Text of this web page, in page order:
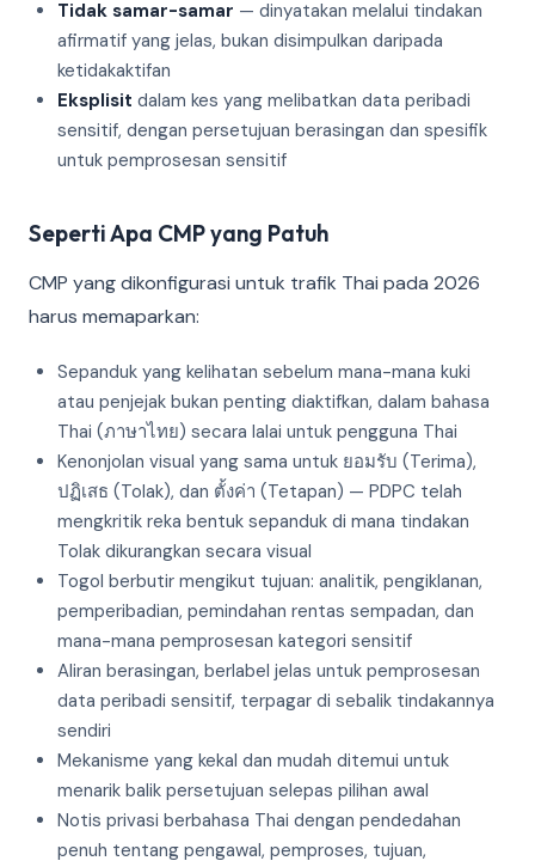
Tidak samar-samar — dinyatakan melalui tindakan
afirmatif yang jelas, bukan disimpulkan daripada
ketidakaktifan
Eksplisit dalam kes yang melibatkan data peribadi
sensitif, dengan persetujuan berasingan dan spesifik
untuk pemprosesan sensitif
Seperti Apa CMP yang Patuh
CMP yang dikonfigurasi untuk trafik Thai pada 2026
harus memaparkan:
Sepanduk yang kelihatan sebelum mana-mana kuki
atau penjejak bukan penting diaktifkan, dalam bahasa
Thai (ภาษาไทย) secara lalai untuk pengguna Thai
Kenonjolan visual yang sama untuk ยอมรับ (Terima),
ปฏิเสธ (Tolak), dan ตั้งค่า (Tetapan) — PDPC telah
mengkritik reka bentuk sepanduk di mana tindakan
Tolak dikurangkan secara visual
Togol berbutir mengikut tujuan: analitik, pengiklanan,
pemperibadian, pemindahan rentas sempadan, dan
mana-mana pemprosesan kategori sensitif
Aliran berasingan, berlabel jelas untuk pemprosesan
data peribadi sensitif, terpagar di sebalik tindakannya
sendiri
Mekanisme yang kekal dan mudah ditemui untuk
menarik balik persetujuan selepas pilihan awal
Notis privasi berbahasa Thai dengan pendedahan
penuh tentang pengawal, pemproses, tujuan,